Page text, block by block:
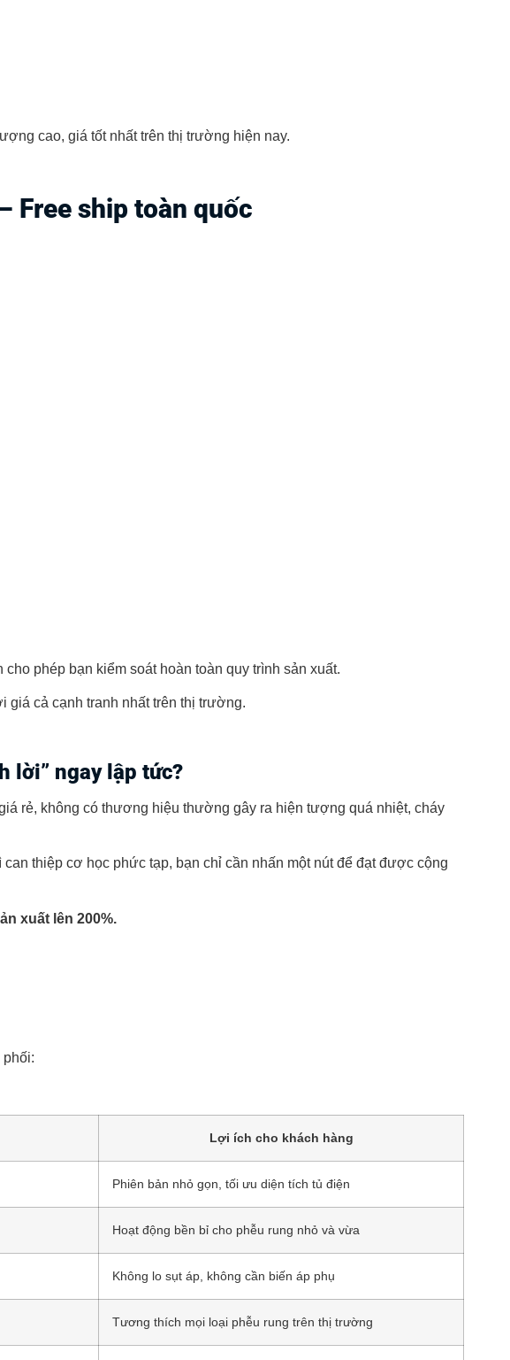
cao, giá tốt nhất trên thị trường hiện nay.
Free ship toàn quốc
phép bạn kiểm soát hoàn toàn quy trình sản xuất.
giá cả cạnh tranh nhất trên thị trường.
lời” ngay lập tức?
rẻ, không có thương hiệu thường gây ra hiện tượng quá nhiệt, cháy
thiệp cơ học phức tạp, bạn chỉ cần nhấn một nút để đạt được cộng
xuất lên 200%.
phối:
Lợi ích cho khách hàng
Phiên bản nhỏ gọn, tối ưu diện tích tủ điện
Hoạt động bền bỉ cho phễu rung nhỏ và vừa
Không lo sụt áp, không cần biến áp phụ
Tương thích mọi loại phễu rung trên thị trường